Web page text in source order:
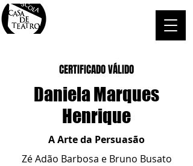
CERTIFICADO VÁLIDO
Daniela Marques
Henrique
A Arte da Persuasão
Zé Adão Barbosa e Bruno Busato